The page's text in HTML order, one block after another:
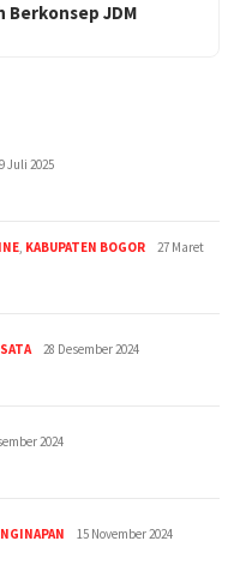
Berkonsep JDM
Juli 2025
, KABUPATEN BOGOR
27 Maret
28 Desember 2024
2024
15 November 2024